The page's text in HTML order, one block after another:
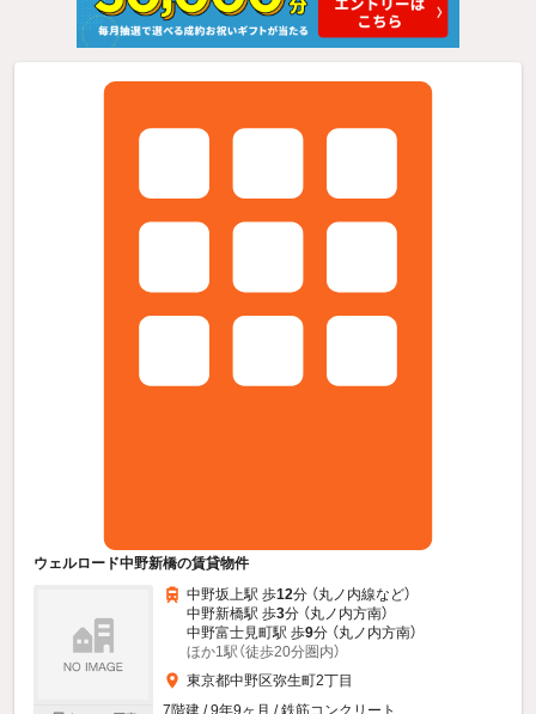
ウェルロード中野新橋の賃貸物件
中野坂上駅 歩12分 （丸ノ内線など）
中野新橋駅 歩3分 （丸ノ内方南）
中野富士見町駅 歩9分 （丸ノ内方南）
ほか1駅（徒歩20分圏内）
東京都中野区弥生町2丁目
7階建 / 9年9ヶ月 / 鉄筋コンクリート